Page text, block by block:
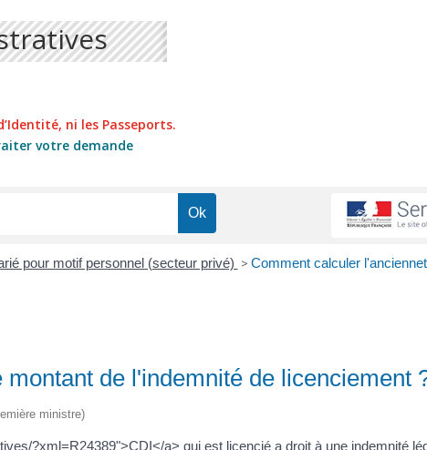
ni les Passeports.
votre demande
pour motif personnel (secteur privé) > Comment calculer
de l'indemnité de licenciement
ministre)
?xml=R24389">CDI</a> qui est licencié a droit à une indemnité